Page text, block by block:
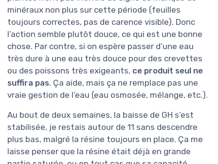
minéraux non plus sur cette période (feuilles
toujours correctes, pas de carence visible). Donc
l’action semble plutôt douce, ce qui est une bonne
chose. Par contre, si on espère passer d’une eau
très dure à une eau très douce pour des crevettes
ou des poissons très exigeants, ce produit seul ne
suffira pas. Ça aide, mais ça ne remplace pas une
vraie gestion de l’eau (eau osmosée, mélange, etc.).
Au bout de deux semaines, la baisse de GH s’est
stabilisée, je restais autour de 11 sans descendre
plus bas, malgré la résine toujours en place. Ça me
laisse penser que la résine était déjà en grande